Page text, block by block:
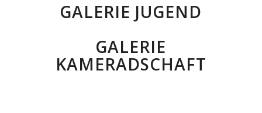
GALERIE JUGEND
GALERIE
KAMERADSCHAFT